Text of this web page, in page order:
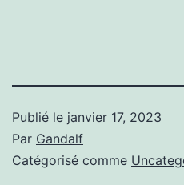
Publié le janvier 17, 2023
Par Gandalf
Catégorisé comme